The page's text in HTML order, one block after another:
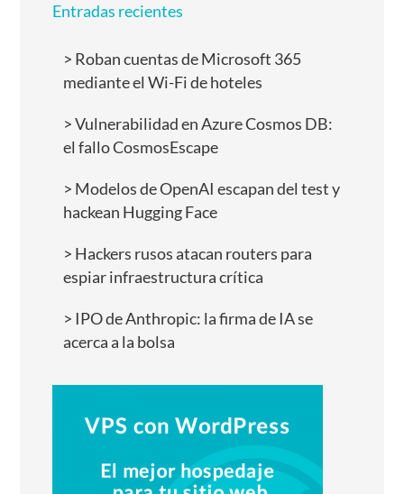
Entradas recientes
Roban cuentas de Microsoft 365
mediante el Wi-Fi de hoteles
Vulnerabilidad en Azure Cosmos DB:
el fallo CosmosEscape
Modelos de OpenAI escapan del test y
hackean Hugging Face
Hackers rusos atacan routers para
espiar infraestructura crítica
IPO de Anthropic: la firma de IA se
acerca a la bolsa